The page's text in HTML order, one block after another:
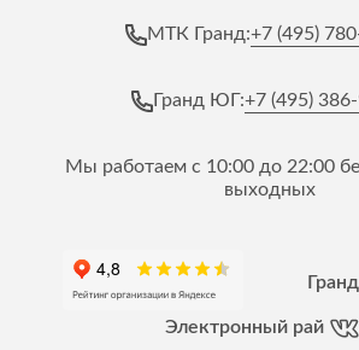
МТК Гранд:+7 (495)
Гранд ЮГ:+7 (495)
Мы работаем с 10:00 до 22:00
выходных
Гранд
Электронный рай